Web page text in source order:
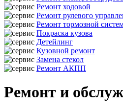
Ремонт ходовой
Ремонт рулевого
Ремонт тормозной
Покраска кузова
Детейлинг
Кузовной ремонт
Замена стекол
Ремонт АКПП
Ремонт и